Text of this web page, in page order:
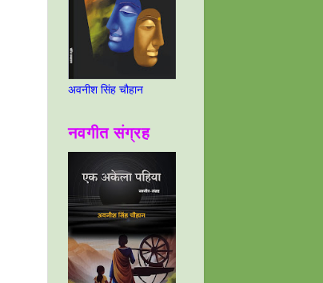
अवनीश सिंह चौहान
नवगीत संग्रह